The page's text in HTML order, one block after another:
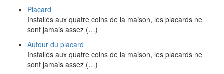
Placard
Installés aux quatre coins de la maison, les placards ne
sont jamais assez (…)
Autour du placard
Installés aux quatre coins de la maison, les placards ne
sont jamais assez (…)